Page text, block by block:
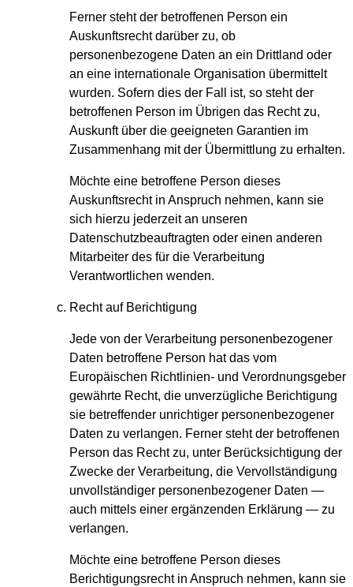
Ferner steht der betroffenen Person ein
Auskunftsrecht darüber zu, ob
personenbezogene Daten an ein Drittland oder
an eine internationale Organisation übermittelt
wurden. Sofern dies der Fall ist, so steht der
betroffenen Person im Übrigen das Recht zu,
Auskunft über die geeigneten Garantien im
Zusammenhang mit der Übermittlung zu erhalten.
Möchte eine betroffene Person dieses
Auskunftsrecht in Anspruch nehmen, kann sie
sich hierzu jederzeit an unseren
Datenschutzbeauftragten oder einen anderen
Mitarbeiter des für die Verarbeitung
Verantwortlichen wenden.
Recht auf Berichtigung
Jede von der Verarbeitung personenbezogener
Daten betroffene Person hat das vom
Europäischen Richtlinien- und Verordnungsgeber
gewährte Recht, die unverzügliche Berichtigung
sie betreffender unrichtiger personenbezogener
Daten zu verlangen. Ferner steht der betroffenen
Person das Recht zu, unter Berücksichtigung der
Zwecke der Verarbeitung, die Vervollständigung
unvollständiger personenbezogener Daten —
auch mittels einer ergänzenden Erklärung — zu
verlangen.
Möchte eine betroffene Person dieses
Berichtigungsrecht in Anspruch nehmen, kann sie